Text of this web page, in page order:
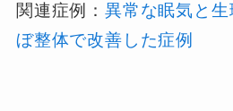
関連症例： 異常な眠気と
ぼ整体で改善した症例